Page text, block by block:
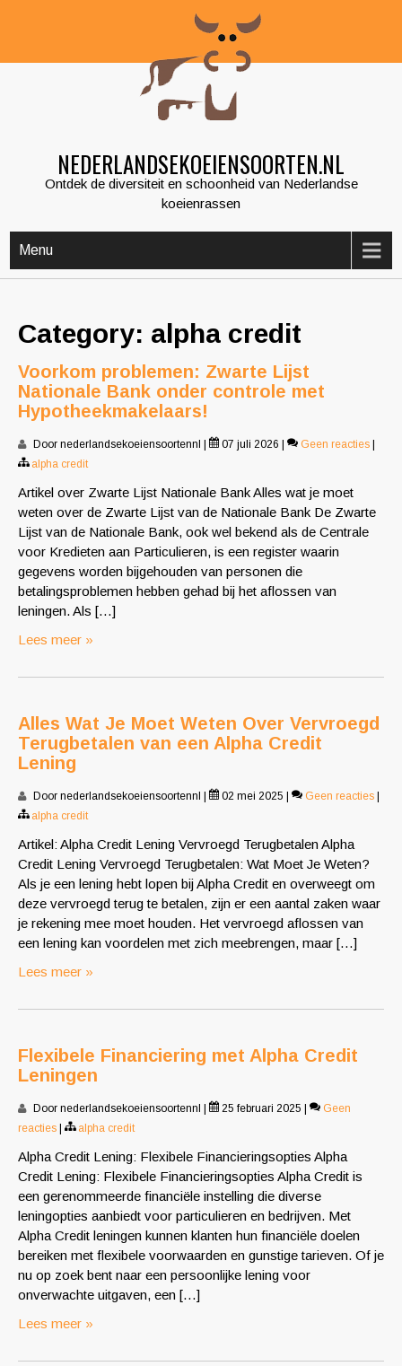
NEDERLANDSEKOEIENSOORTEN.NL
Ontdek de diversiteit en schoonheid van Nederlandse
koeienrassen
Menu
Category: alpha credit
Voorkom problemen: Zwarte Lijst
Nationale Bank onder controle met
Hypotheekmakelaars!
Door nederlandsekoeiensoortennl 07 juli 2026 Geen reacties
alpha credit
Artikel over Zwarte Lijst Nationale Bank Alles wat je moet
weten over de Zwarte Lijst van de Nationale Bank De Zwarte
Lijst van de Nationale Bank, ook wel bekend als de Centrale
voor Kredieten aan Particulieren, is een register waarin
gegevens worden bijgehouden van personen die
betalingsproblemen hebben gehad bij het aflossen van
leningen. Als […]
Lees meer »
Alles Wat Je Moet Weten Over Vervroegd
Terugbetalen van een Alpha Credit
Lening
Door nederlandsekoeiensoortennl 02 mei 2025 Geen reacties
alpha credit
Artikel: Alpha Credit Lening Vervroegd Terugbetalen Alpha
Credit Lening Vervroegd Terugbetalen: Wat Moet Je Weten?
Als je een lening hebt lopen bij Alpha Credit en overweegt om
deze vervroegd terug te betalen, zijn er een aantal zaken waar
je rekening mee moet houden. Het vervroegd aflossen van
een lening kan voordelen met zich meebrengen, maar […]
Lees meer »
Flexibele Financiering met Alpha Credit
Leningen
Door nederlandsekoeiensoortennl 25 februari 2025
Geen
reacties
alpha credit
Alpha Credit Lening: Flexibele Financieringsopties Alpha
Credit Lening: Flexibele Financieringsopties Alpha Credit is
een gerenommeerde financiële instelling die diverse
leningopties aanbiedt voor particulieren en bedrijven. Met
Alpha Credit leningen kunnen klanten hun financiële doelen
bereiken met flexibele voorwaarden en gunstige tarieven. Of je
nu op zoek bent naar een persoonlijke lening voor
onverwachte uitgaven, een […]
Lees meer »